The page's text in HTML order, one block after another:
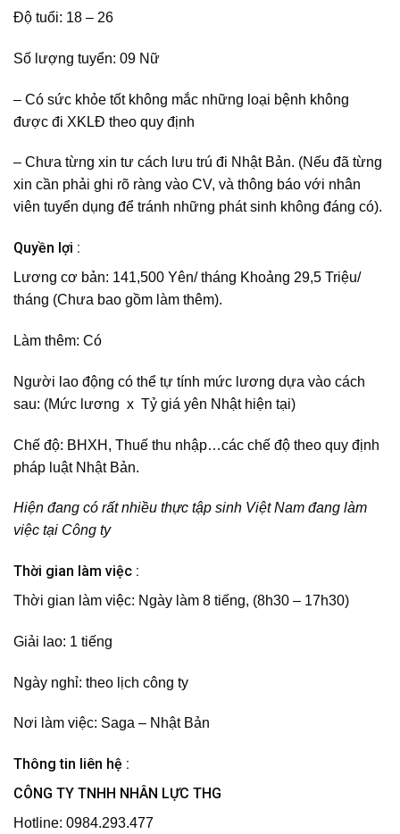
Độ tuổi: 18 – 26
Số lượng tuyển: 09 Nữ
– Có sức khỏe tốt không mắc những loại bệnh không
được đi XKLĐ theo quy định
– Chưa từng xin tư cách lưu trú đi Nhật Bản. (Nếu đã từng
xin cần phải ghi rõ ràng vào CV, và thông báo với nhân
viên tuyển dụng để tránh những phát sinh không đáng có).
Quyền lợi :
Lương cơ bản: 141,500 Yên/ tháng Khoảng 29,5 Triệu/
tháng (Chưa bao gồm làm thêm).
Làm thêm: Có
Người lao động có thể tự tính mức lương dựa vào cách
sau: (Mức lương x Tỷ giá yên Nhật hiện tại)
Chế độ: BHXH, Thuế thu nhập…các chế độ theo quy định
pháp luật Nhật Bản.
Hiện đang có rất nhiều thực tập sinh Việt Nam đang làm
việc tại Công ty
Thời gian làm việc :
Thời gian làm việc: Ngày làm 8 tiếng, (8h30 – 17h30)
Giải lao: 1 tiếng
Ngày nghỉ: theo lịch công ty
Nơi làm việc: Saga – Nhật Bản
Thông tin liên hệ :
CÔNG TY TNHH NHÂN LỰC THG
Hotline: 0984.293.477